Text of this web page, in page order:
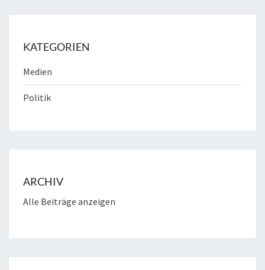
KATEGORIEN
Medien
Politik
ARCHIV
Alle Beiträge anzeigen